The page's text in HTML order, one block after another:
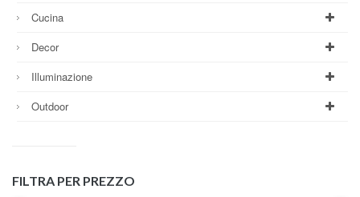
Cucina
Decor
Illuminazione
Outdoor
FILTRA PER PREZZO